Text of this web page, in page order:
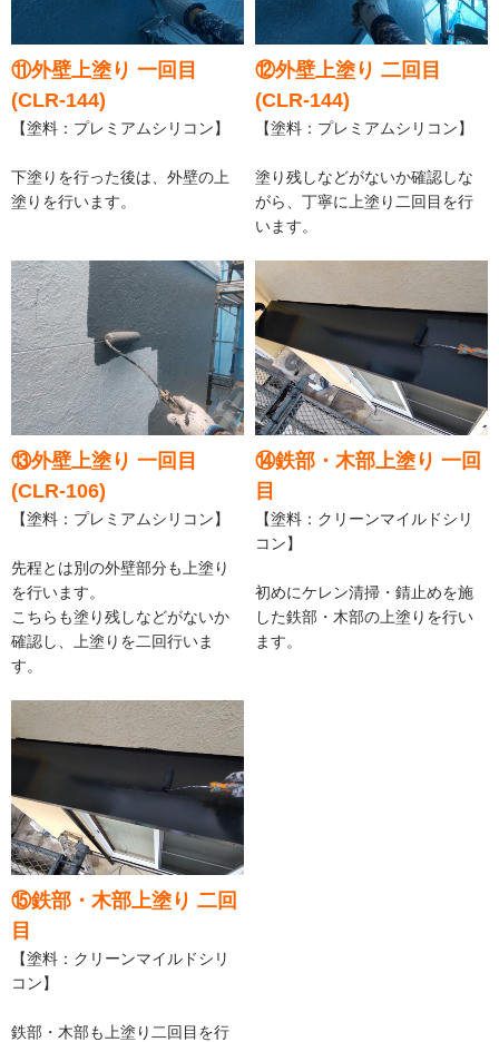
⑪外壁上塗り 一回目
(CLR-144)
【塗料：プレミアムシリコン】
下塗りを行った後は、外壁の上
塗りを行います。
⑫外壁上塗り 二回目
(CLR-144)
【塗料：プレミアムシリコン】
塗り残しなどがないか確認しな
がら、丁寧に上塗り二回目を行
います。
⑬外壁上塗り 一回目
(CLR-106)
【塗料：プレミアムシリコン】
先程とは別の外壁部分も上塗り
を行います。
こちらも塗り残しなどがないか
確認し、上塗りを二回行いま
す。
⑭鉄部・木部上塗り 一回
目
【塗料：クリーンマイルドシリ
コン】
初めにケレン清掃・錆止めを施
した鉄部・木部の上塗りを行い
ます。
⑮鉄部・木部上塗り 二回
目
【塗料：クリーンマイルドシリ
コン】
鉄部・木部も上塗り二回目を行